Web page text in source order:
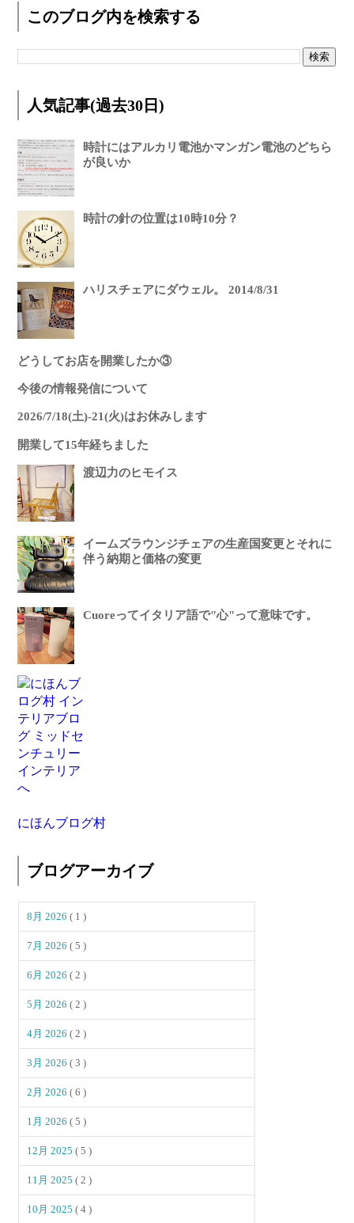
このブログ内を検索する
人気記事(過去30日)
時計にはアルカリ電池かマンガン電池のどちら
が良いか
時計の針の位置は10時10分？
ハリスチェアにダウェル。 2014/8/31
どうしてお店を開業したか③
今後の情報発信について
2026/7/18(土)-21(火)はお休みします
開業して15年経ちました
渡辺力のヒモイス
イームズラウンジチェアの生産国変更とそれに
伴う納期と価格の変更
Cuoreってイタリア語で"心"って意味です。
にほんブログ村
ブログアーカイブ
8月 2026( 1 )
7月 2026( 5 )
6月 2026( 2 )
5月 2026( 2 )
4月 2026( 2 )
3月 2026( 3 )
2月 2026( 6 )
1月 2026( 5 )
12月 2025( 5 )
11月 2025( 2 )
10月 2025( 4 )